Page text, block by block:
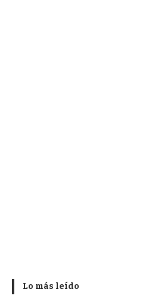
Lo más leído